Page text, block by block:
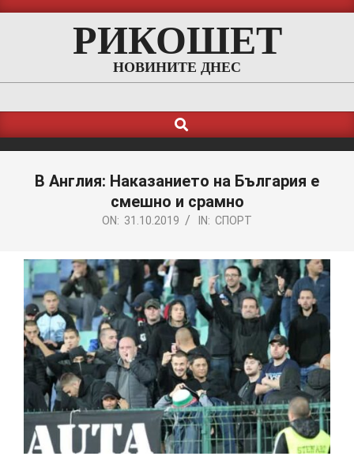
Skip
РИКОШЕТ
НОВИНИТЕ ДНЕС
Navigation
Search
В Англия: Наказанието на България е
смешно и срамно
ON: 31.10.2019 IN: СПОРТ